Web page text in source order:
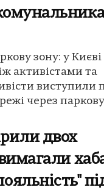
зону: у Києві
активістами та
виступили
через паркову
двох